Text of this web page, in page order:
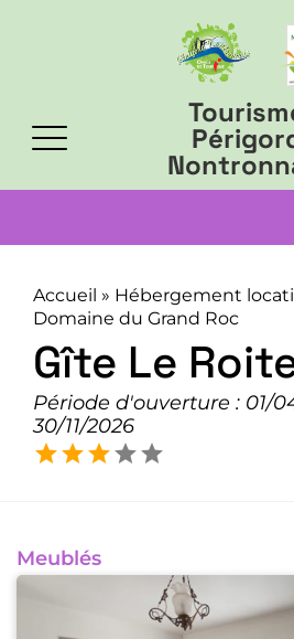
Accueil » Hébergement
Domaine du Grand Roc
Gîte Le
Période d'ouverture : 01/
30/11/2026
Meublés